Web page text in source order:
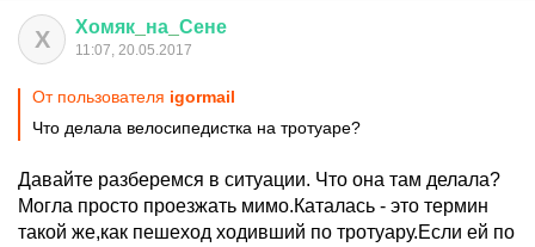
Х Хомяк на Сене
11:07, 20.05.2017
От пользователя igormail
Что делала велосипедистка на тротуаре?
Давайте разберемся в ситуации. Что она там делала?
Могла просто проезжать мимо.Каталась - это термин
такой же,как пешеход ходивший по тротуару.Если ей по